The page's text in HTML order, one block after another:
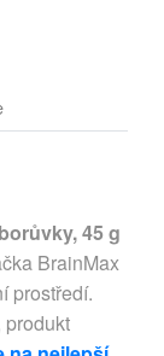
45 g
BrainMax
prostředí.